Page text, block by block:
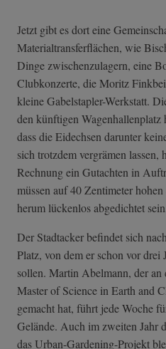
Jetzt gibt es dort eine
Materialtransferflächen, wie
Dinge zwischenzulagern, eine
Clubkonzerte, die Moritz
kleine Gabelstapler-Werkstatt.
den künftigen
dass die Eidechsen darunter
sich trotzdem vergrämen
Rechnung ein Gutachten in
müssen auf 40 Zentimeter
herum lückenlos abgedichtet
Der Stadtacker befindet sich
Platz, von dem er schon vor drei
sollen. Martin Abelmann, der
Master of Science in Earth and
gemacht hat, führt jede Woche
Gelände. Auch im zweiten Jahr
das Urban-Gardening-Projekt